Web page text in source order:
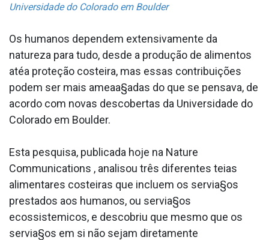
Universidade do Colorado em Boulder
Os humanos dependem extensivamente da
natureza para tudo, desde a produção de alimentos
atéa proteção costeira, mas essas contribuições
podem ser mais ameaa§adas do que se pensava, de
acordo com novas descobertas da Universidade do
Colorado em Boulder.
Esta pesquisa, publicada hoje na Nature
Communications , analisou três diferentes teias
alimentares costeiras que incluem os servia§os
prestados aos humanos, ou servia§os
ecossistemicos, e descobriu que mesmo que os
servia§os em si não sejam diretamente